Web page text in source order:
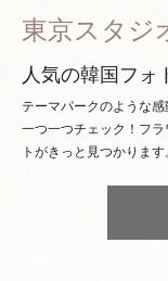
東京スタジ
人気の韓国フォ
テーマパークのような
一つ一つチェック！ フ
トがきっと見つかります